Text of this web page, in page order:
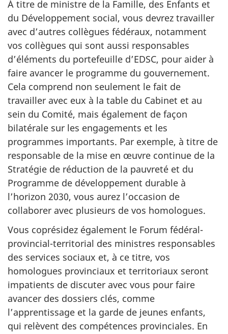
À titre de ministre de la Famille, des Enfants et
du Développement social, vous devrez travailler
avec d’autres collègues fédéraux, notamment
vos collègues qui sont aussi responsables
d’éléments du portefeuille d’EDSC, pour aider à
faire avancer le programme du gouvernement.
Cela comprend non seulement le fait de
travailler avec eux à la table du Cabinet et au
sein du Comité, mais également de façon
bilatérale sur les engagements et les
programmes importants. Par exemple, à titre de
responsable de la mise en œuvre continue de la
Stratégie de réduction de la pauvreté et du
Programme de développement durable à
l’horizon 2030, vous aurez l’occasion de
collaborer avec plusieurs de vos homologues.
Vous coprésidez également le Forum fédéral-
provincial-territorial des ministres responsables
des services sociaux et, à ce titre, vos
homologues provinciaux et territoriaux seront
impatients de discuter avec vous pour faire
avancer des dossiers clés, comme
l’apprentissage et la garde de jeunes enfants,
qui relèvent des compétences provinciales. En